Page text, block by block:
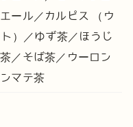
ール／カルピス （ウ
）／ゆず茶／ほうじ
／そば茶／ウーロン
マテ茶